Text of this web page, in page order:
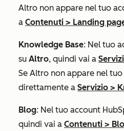
Altro non appare nel tuo
a Contenuti > Landing
Knowledge Base: Nel tuo
su Altro, quindi vai a
Se Altro non appare nel
direttamente a Servizio >
Blog: Nel tuo account
quindi vai a Contenuti >